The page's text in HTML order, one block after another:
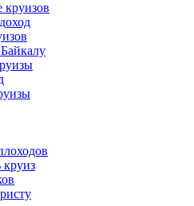
круизов
круиз